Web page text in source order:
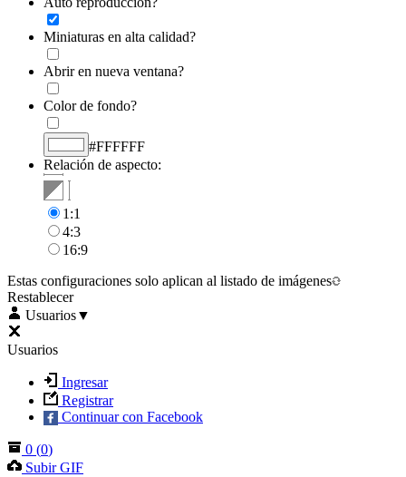
Miniaturas en alta calidad?
Abrir en nueva ventana?
Color de fondo?
#FFFFFF
Relación de aspecto:
1:1
4:3
16:9
Estas configuraciones solo aplican al listado de imágenes
Restablecer
Usuarios▼
Usuarios
Ingresar
Registrar
Continuar con Facebook
0 (0)
Subir GIF